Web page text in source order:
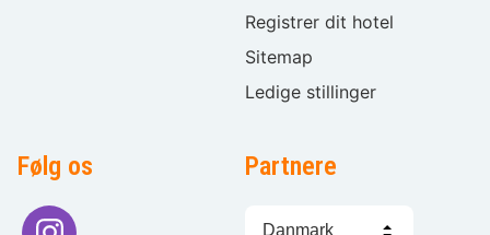
Registrer dit hotel
Sitemap
Ledige stillinger
Følg os Partnere